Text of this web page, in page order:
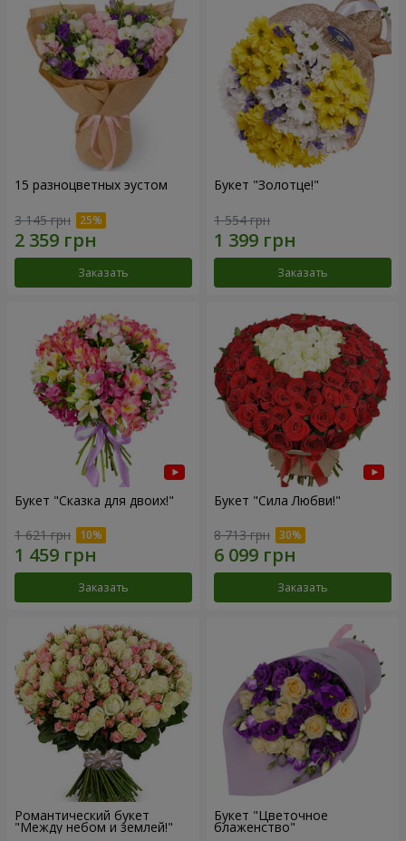
15 разноцветных эустом
3 145 грн
Заказать
Букет "Золотце!"
1 554 грн
Заказать
Букет "Сказка для двоих!"
1 621 грн
Заказать
Букет "Сила Любви!"
8 713 грн
Заказать
Романтический букет
"Между небом и землей!"
Букет "Цветочное
блаженство"